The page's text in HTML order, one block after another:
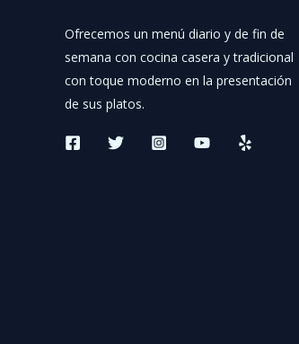
Ofrecemos un menú diario y de fin de
semana con cocina casera y tradicional
con toque moderno en la presentación
de sus platos.